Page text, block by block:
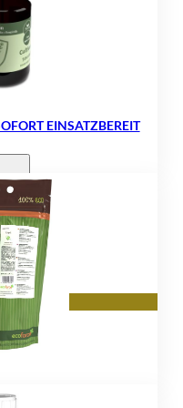
EINSATZBEREIT